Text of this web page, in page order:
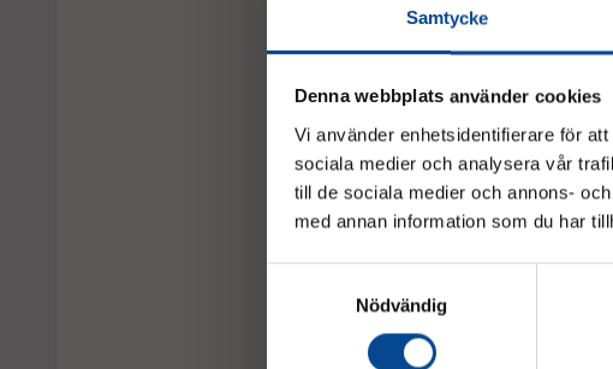
Samtycke
Denna webbplats använder cookies
Vi använder enhetsidentifierare för
sociala medier och analysera vår
till de sociala medier och annons-
med annan information som du har
Nödvändig
Lastskyddsplatta filt till
trappklättrare C400
4 437,50 kr